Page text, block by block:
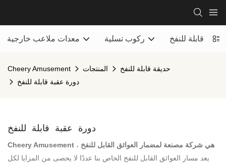
معدات ملاعب خارجية ركوب تسلية حديقة قابلة للنفخ
Cheery Amusement المنتجات
حديقة قابلة للنفخ
دورة عقبة قابلة للنفخ
دورة عقبة قابلة للنفخ
Cheery Amusement هي شركة مصنعة لمضمار العوائق القابل للنفخ ،
يعد مسار العوائق القابل للنفخ الخاص بنا عددًا لا يحصى من المزايا لكل